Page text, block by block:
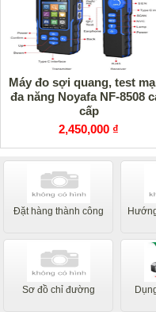
Máy đo sợi quang, test
đa năng Noyafa NF-8508
cấp
2,450,000 ₫
Đặt hàng thành công
Sơ đồ chỉ đường